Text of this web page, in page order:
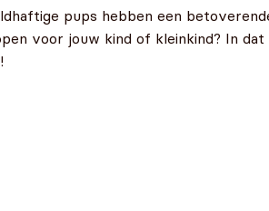
pups hebben een
voor jouw kind of kleinkind? In